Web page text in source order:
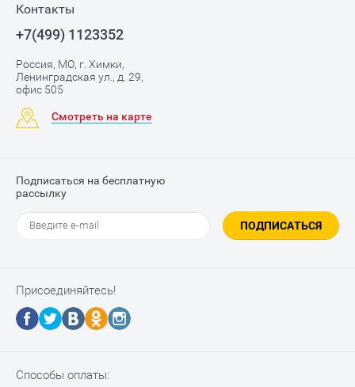
Контакты
+7(499) 1123352
Россия, МО, г. Химки,
Ленинградская ул., д. 29,
офис 505
Смотреть на карте
Подписаться на бесплатную
рассылку
ПОДПИСАТЬСЯ
Присоединяйтесь!
Способы оплаты: